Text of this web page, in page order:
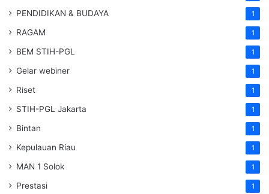
PENDIDIKAN & BUDAYA 1
RAGAM 1
BEM STIH-PGL 1
Gelar webiner 1
Riset 1
STIH-PGL Jakarta 1
Bintan 1
Kepulauan Riau 1
MAN 1 Solok 1
Prestasi 1